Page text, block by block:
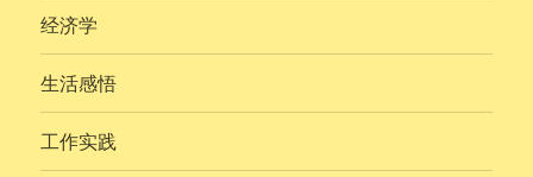
经济学
生活感悟
工作实践